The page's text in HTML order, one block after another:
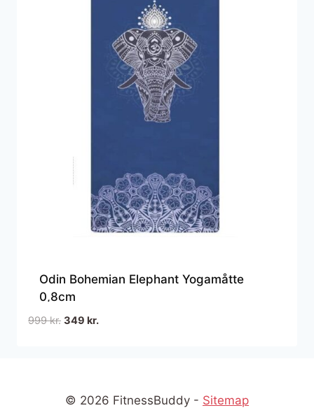
Odin Bohemian Elephant Yogamåtte
0,8cm
999kr. Den
349 kr.Den
© 2026 FitnessBuddy - Sitemap